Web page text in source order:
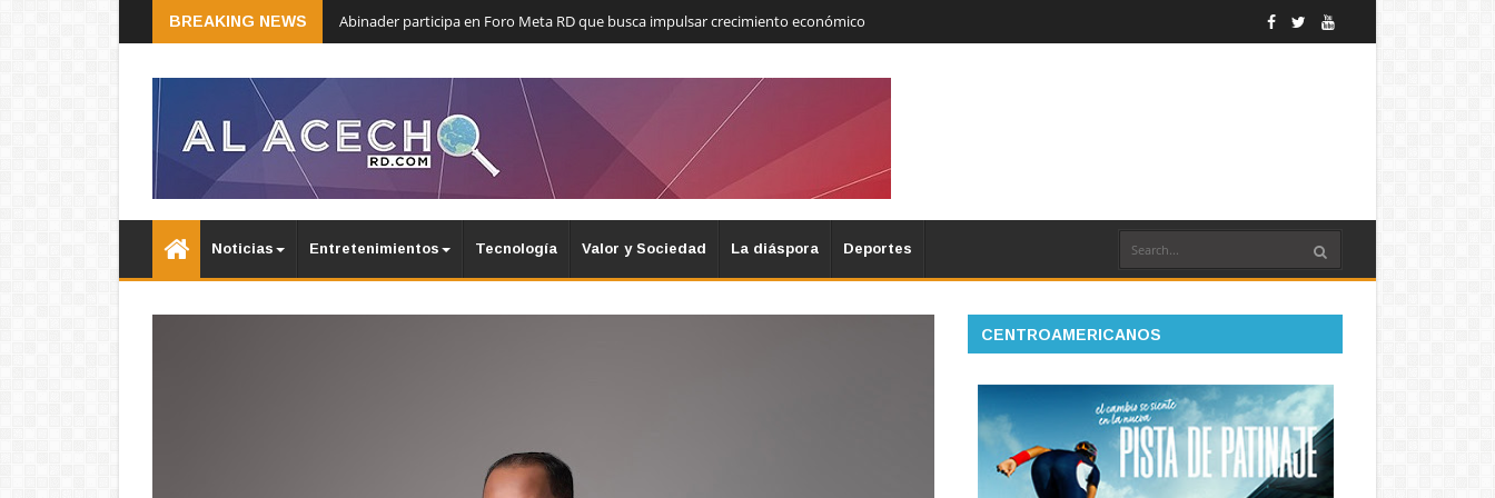
BREAKING NEWS Abinader participa en Foro Meta RD que busca impulsar crecimiento económico
Noticias Entretenimientos Tecnología Valor y Sociedad La diáspora Deportes
CENTROAMERICANOS